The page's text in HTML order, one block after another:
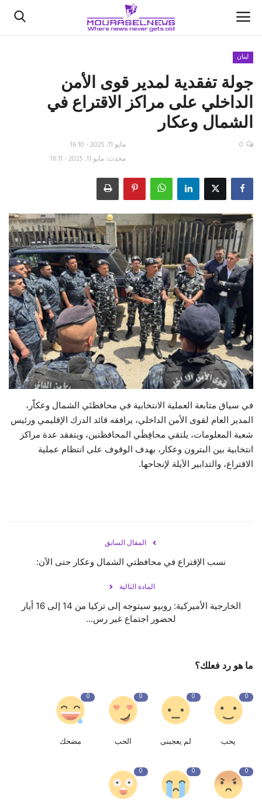
الأخبار
كتّابنا
السعودية
علوم وتكنولوجيا
رياضة
فيديو
حياة
لبنان
جولة تفقدية لمدير قوى الأمن
الداخلي على مراكز الاقتراع في
الشمال وعكار
مايو 11, 2025 - 16:10
محدث: مايو 11, 2025 - 16:11
0
في سياق متابعة العملية الانتخابية في محافظتَي الشمال وعكاّر،
المدير العام لقوى الأمن الداخلي، يرافقه قائد الدرك الإقليمي ورئيس
شعبة المعلومات، يلتقي محافِظَي المحافظتين، ويتفقد عدة مراكز
انتخابية بين البترون وعكار، بهدف الوقوف على انتظام عملية
الاقتراع، والتدابير الآيلة لإنجاحها.
المقال السابق
نسب الإقتراع في محافظتي الشمال وعكار حتى الآن:
المادة التالية
الخارجية الأميركية: روبيو سيتوجه إلى تركيا من 14 إلى 16 أيار
لحضور اجتماع غير رس...
ما هو رد فعلك؟
0
يحب
0
لم يعجبنى
0
الحب
0
مضحك
0
0
0